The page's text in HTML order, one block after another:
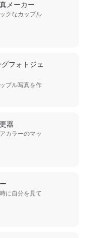
メーカー
クなカップル
フォトジェ
プル写真を作
器
カラーのマッ
に自分を見て